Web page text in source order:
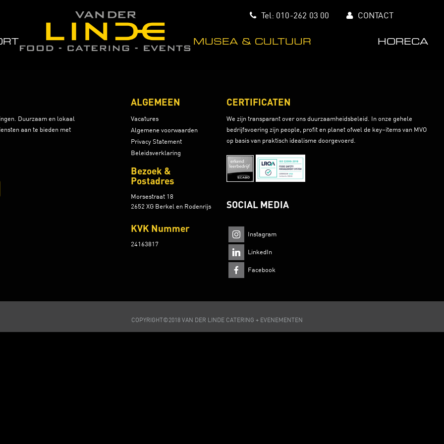
Tel: 010-262 03 00 CONTACT
MUSEA & CULTUUR HORECA
Duurzaam en lokaal
aan te bieden met
ALGEMEEN
Vacatures
Algemene voorwaarden
Privacy Statement
Beleidsverklaring
Bezoek &
Postadres
Morsestraat 18
2652 XG Berkel en Rodenrijs
KVK Nummer
24163817
CERTIFICATEN
We zijn transparant over ons duurzaamheidsbeleid. In onze gehele
bedrijfsvoering zijn people, profit en planet ofwel de key–items van MVO
op basis van praktisch idealisme doorgevoerd.
SOCIAL MEDIA
Instagram
LinkedIn
Facebook
COPYRIGHT©2018 VAN DER LINDE CATERING + EVENEMENTEN